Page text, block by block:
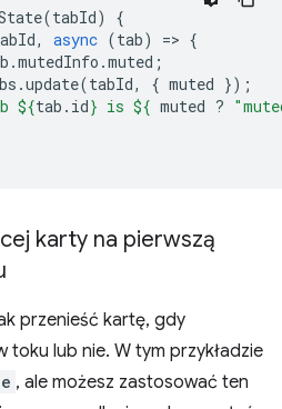
(tabId)
{
, async (tab) => {
.mutedInfo .muted ;
.update(tabId, { muted });
${tab . id} is ${ muted ?
karty na pierwszą
przenieść kartę, gdy
toku lub nie. W tym przykładzie
, ale możesz zastosować ten